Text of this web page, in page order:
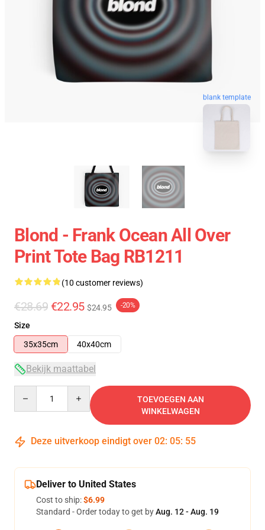
blank template
Blond - Frank Ocean All Over
Print Tote Bag RB1211
(10 customer reviews)
€28.69 €22.95 $24.95 -20%
Size
35x35cm
40x40cm
Bekijk maattabel
TOEVOEGEN AAN
WINKELWAGEN
Deze uitverkoop eindigt over 02: 05: 54
Deliver to United States
Cost to ship:$6.99
Standard - Order today to get byAug. 12 - Aug. 19